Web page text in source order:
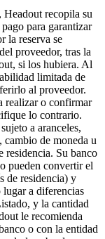
Headout recopila su
para garantizar
la reserva se
proveedor, tras la
si los hubiera. Al
limitada de
al proveedor.
realizar o confirmar
lo contrario.
a aranceles,
cambio de moneda u
residencia. Su banco
pueden convertir el
de residencia) y
lugar a diferencias
y la cantidad
le recomienda
o con la entidad